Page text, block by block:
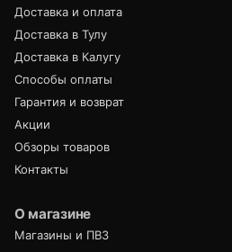
Доставка и оплата
Доставка в Тулу
Доставка в Калугу
Способы оплаты
Гарантия и возврат
Акции
Обзоры товаров
Контакты
О магазине
Магазины и ПВЗ